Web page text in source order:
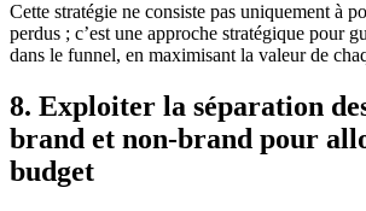
Cette stratégie ne consiste pas uniquement à
perdus ; c’est une approche stratégique pour
dans le funnel, en maximisant la valeur de
8. Exploiter la séparation
brand et non-brand pour
budget